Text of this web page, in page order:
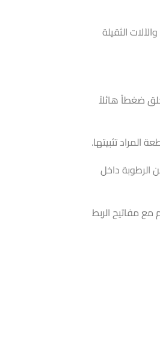
الثقيلة
ضغطاً هائلاً
تثبيتها.
الرطوبة داخل
مفاتيح الربط